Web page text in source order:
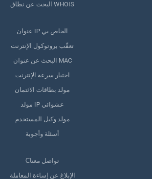
البحث عن نطاق WHOIS
عنوان IP الخاص بي
تعقّب بروتوكول الإنترنت
البحث عن عنوان MAC
اختبار سرعة الإنترنت
مولد بطاقات الائتمان
مولد IP عشوائي
مولد وكيل المستخدم
أسئلة وأجوبة
Сتواصل معنا
الإبلاغ عن إساءة المعاملة